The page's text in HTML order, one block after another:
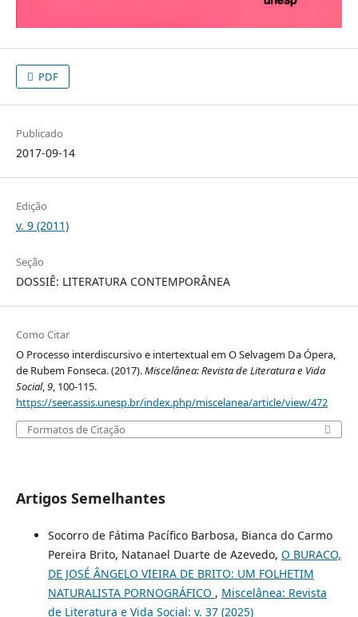
PDF
Publicado
2017-09-14
Edição
v. 9 (2011)
Seção
DOSSIÊ: LITERATURA CONTEMPORÂNEA
Como Citar
O Processo interdiscursivo e intertextual em O Selvagem Da Ópera,
de Rubem Fonseca. (2017).Miscelânea: Revista de Literatura e Vida
Social,9, 100-115.
https://seer.assis.unesp.br/index.php/miscelanea/article/view/472
Formatos de Citação
Artigos Semelhantes
Socorro de Fátima Pacífico Barbosa, Bianca do Carmo
Pereira Brito, Natanael Duarte de Azevedo, O BURACO,
DE JOSÉ ÂNGELO VIEIRA DE BRITO: UM FOLHETIM
NATURALISTA PORNOGRÁFICO , Miscelânea: Revista
de Literatura e Vida Social: v. 37 (2025)